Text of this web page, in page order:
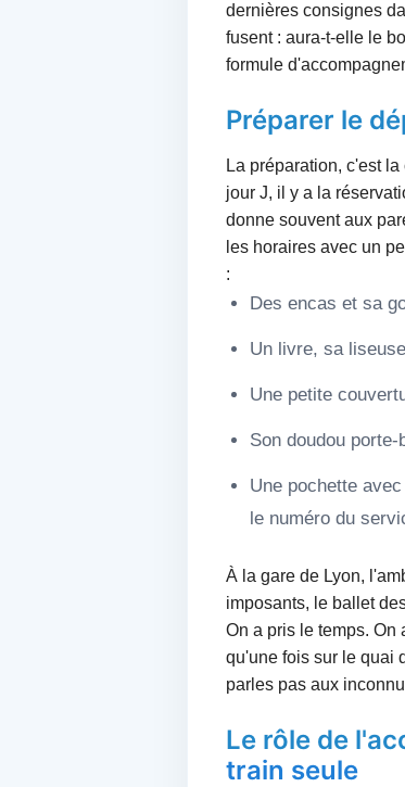
dernières consignes
fusent : aura-t-elle le
formule
Préparer le
La préparation, c'est
jour J, il y a la
donne souvent aux
les horaires avec un
:
Des encas et sa
Un livre, sa
Une petite
Son doudou
Une pochette
le numéro du
À la gare de Lyon,
imposants, le ballet
On a pris le temps. On
qu'une fois sur le quai
parles pas aux
Le rôle de
train seule